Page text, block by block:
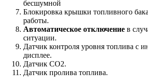
бесшумной
Блокировка крышки топливного
работы.
Автоматическое отключение в
ситуации.
Датчик контроля уровня топлива с
дисплее.
Датчик СО2.
Датчик пролива топлива.